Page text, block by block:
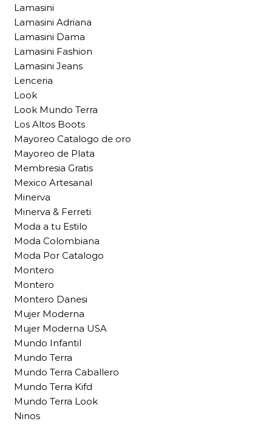
Lamasini
Lamasini Adriana
Lamasini Dama
Lamasini Fashion
Lamasini Jeans
Lenceria
Look
Look Mundo Terra
Los Altos Boots
Mayoreo Catalogo de oro
Mayoreo de Plata
Membresia Gratis
Mexico Artesanal
Minerva
Minerva & Ferreti
Moda a tu Estilo
Moda Colombiana
Moda Por Catalogo
Montero
Montero
Montero Danesi
Mujer Moderna
Mujer Moderna USA
Mundo Infantil
Mundo Terra
Mundo Terra Caballero
Mundo Terra Kifd
Mundo Terra Look
Ninos